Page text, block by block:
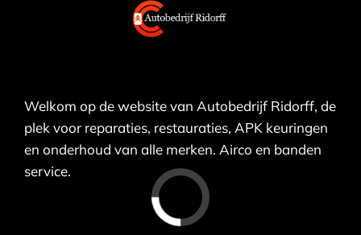
Welkom op de website van Autobedrijf Ridorff, de
plek voor reparaties, restauraties, APK keuringen
en onderhoud van alle merken. Airco en banden
service.